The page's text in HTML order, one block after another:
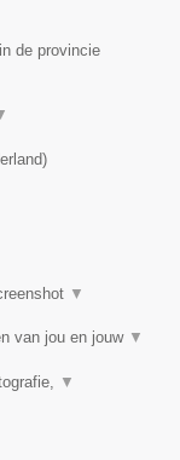
de provincie
)
▼
van jou en jouw ▼
▼